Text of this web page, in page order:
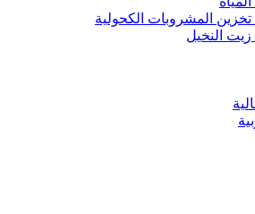
المشروبات الكحولية
النخيل